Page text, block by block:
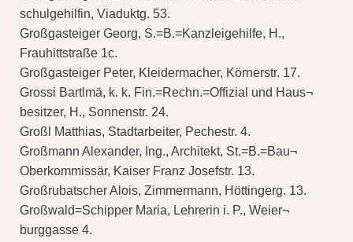
schulgehilfin, Viaduktg. 53.
Großgasteiger Georg, S.=B.=Kanzleigehilfe, H.,
Frauhittstraße 1c.
Großgasteiger Peter, Kleidermacher, Körnerstr. 17.
Grossi Bartlmä, k. k. Fin.=Rechn.=Offizial und Haus¬
besitzer, H., Sonnenstr. 24.
Großl Matthias, Stadtarbeiter, Pechestr. 4.
Großmann Alexander, Ing., Architekt, St.=B.=Bau¬
Oberkommissär, Kaiser Franz Josefstr. 13.
Großrubatscher Alois, Zimmermann, Höttingerg. 13.
Großwald=Schipper Maria, Lehrerin i. P., Weier¬
burggasse 4.